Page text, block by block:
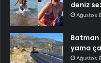
deniz
Ağustos
Batman
yama
Ağustos